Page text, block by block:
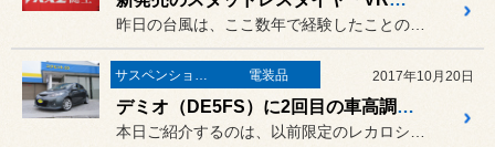
電装品 2017年10月20日
デミオ（DE5FS）に2回目の車高調取り付け！これで毎日の通勤も楽しく快適♪